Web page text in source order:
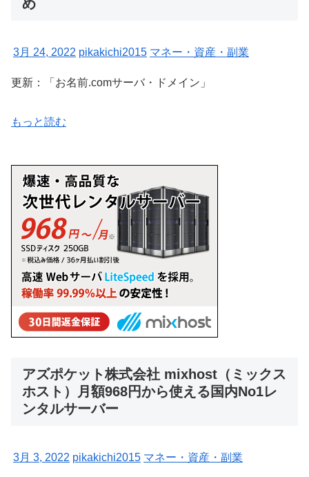
め
3月 24, 2022 pikakichi2015 マネー・資産・副業
更新：「お名前.comサーバ・ドメイン」
もっと読む
アズポケット株式会社 mixhost（ミックス
ホスト）月額968円から使える国内No1レ
ンタルサーバー
3月 3, 2022 pikakichi2015 マネー・資産・副業